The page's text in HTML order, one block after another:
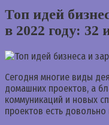
Топ идей
в 2022 году: 32
Сегодня многие виды
домашних проектов, а
коммуникаций и новых
проектов есть